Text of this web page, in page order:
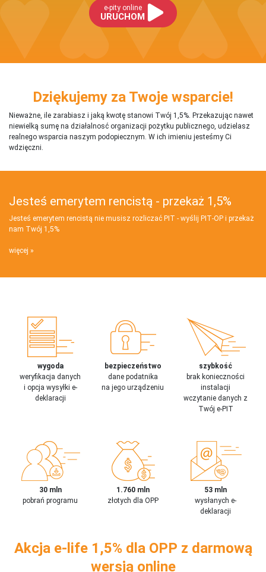
e-pity online
URUCHOM
Dziękujemy za Twoje wsparcie!
Nieważne, ile zarabiasz i jaką kwotę stanowi Twój 1,5%. Przekazując nawet
niewielką sumę na działalnosć organizacji pożytku publicznego, udzielasz
realnego wsparcia naszym podopiecznym. W ich imieniu jesteśmy Ci
wdzięczni.
Jesteś emerytem rencistą - przekaż 1,5%
Jesteś emerytem rencistą nie musisz rozliczać PIT - wyślij PIT‑OP i przekaż
nam Twój 1,5%
więcej
wygoda
weryfikacja danych
i opcja wysyłki e-
deklaracji
bezpieczeństwo
dane podatnika
na jego urządzeniu
szybkość
brak konieczności
instalacji
wczytanie danych z
Twój e-PIT
30 mln
pobrań programu
1.760 mln
złotych dla OPP
53 mln
wysłanych e-
deklaracji
Akcja e-life 1,5% dla OPP z darmową
wersją online